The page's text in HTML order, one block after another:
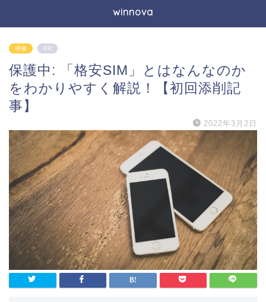
winnova
研修 PR
保護中: 「格安SIM」とはなんなのか
をわかりやすく解説！【初回添削記
事】
2022年3月2日